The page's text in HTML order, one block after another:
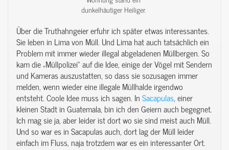
dunkelhäutiger Heiliger.
Über die Truthahngeier erfuhr ich später etwas interessantes.
Sie leben in Lima von Müll. Und Lima hat auch tatsächlich ein
Problem mit immer wieder illegal abgeladenen Müllbergen. So
kam die „Müllpolizei“ auf die Idee, einige der Vögel mit Sendern
und Kameras auszustatten, so dass sie sozusagen immer
melden, wenn wieder eine illegale Müllhalde irgendwo
entsteht. Coole Idee muss ich sagen. InSacapulas, einer
kleinen Stadt in Guatemala, bin ich den Geiern auch begegnet.
Ich mag sie ja, aber leider ist dort wo sie sind meist auch Müll.
Und so war es in Sacapulas auch, dort lag der Müll leider
einfach im Fluss, naja trotzdem war es ein interessanter Ort.